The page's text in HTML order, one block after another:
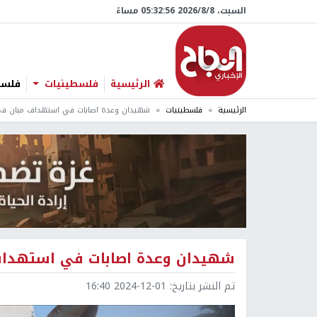
السبت، 8/‏8/‏2026 05:32:57 مساءً
الرئيسية فلسطينيات
الرئيسية فلسطينيات شهيدان وعدة اصابات في استهداف مبان
شهيدان وعدة اصابات في
تم النشر بتاريخ: 2024-12-01 16:40